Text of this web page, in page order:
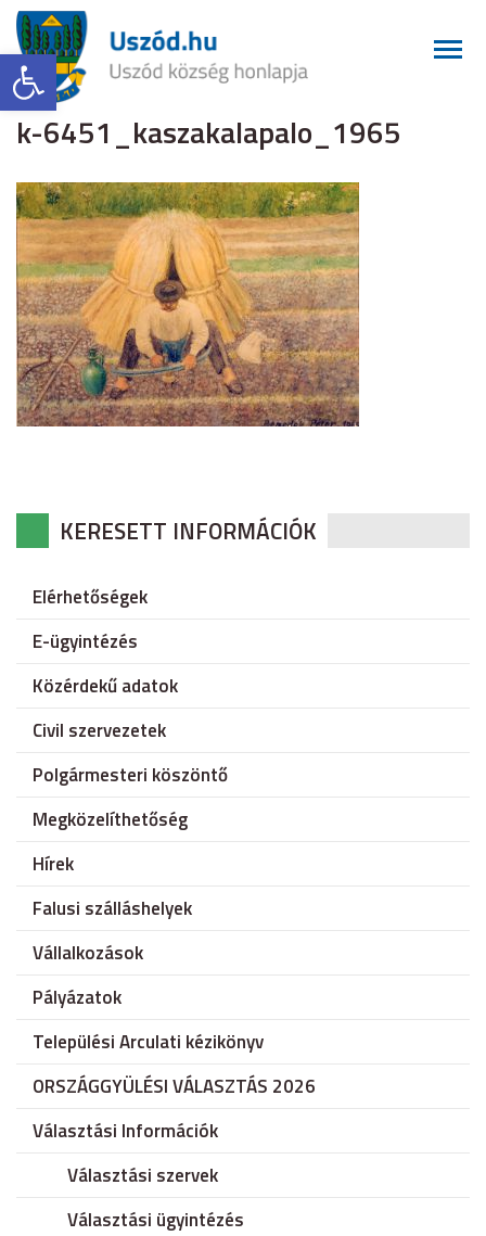
Eszköztár megnyitása
k-6451_kaszakalapalo_1965
KERESETT INFORMÁCIÓK
Elérhetőségek
E-ügyintézés
Közérdekű adatok
Civil szervezetek
Polgármesteri köszöntő
Megközelíthetőség
Hírek
Falusi szálláshelyek
Vállalkozások
Pályázatok
Települési Arculati kézikönyv
ORSZÁGGYÜLÉSI VÁLASZTÁS 2026
Választási Információk
Választási szervek
Választási ügyintézés